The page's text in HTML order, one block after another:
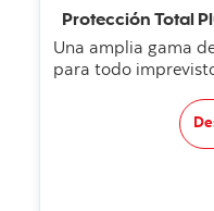
Protección Total
Una amplia gama
para todo